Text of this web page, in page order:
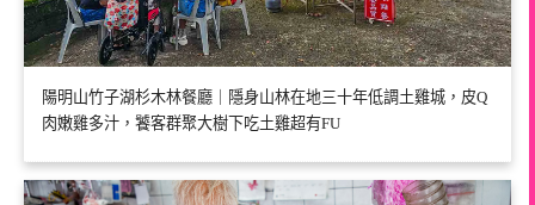
陽明山竹子湖杉木林餐廳｜隱身山林在地三十年低調土雞城，皮Q
肉嫩雞多汁，饕客群聚大樹下吃土雞超有FU